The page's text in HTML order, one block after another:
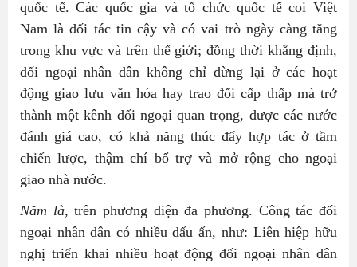
quốc tế. Các quốc gia và tổ chức quốc tế coi Việt
Nam là đối tác tin cậy và có vai trò ngày càng tăng
trong khu vực và trên thế giới; đồng thời khẳng định,
đối ngoại nhân dân không chỉ dừng lại ở các hoạt
động giao lưu văn hóa hay trao đổi cấp thấp mà trở
thành một kênh đối ngoại quan trọng, được các nước
đánh giá cao, có khả năng thúc đẩy hợp tác ở tầm
chiến lược, thậm chí bổ trợ và mở rộng cho ngoại
giao nhà nước.
Năm là, trên phương diện đa phương. Công tác đối
ngoại nhân dân có nhiều dấu ấn, như: Liên hiệp hữu
nghị triển khai nhiều hoạt động đối ngoại nhân dân